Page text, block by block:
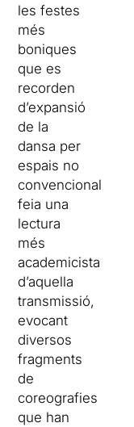
les festes
més
boniques
que es
recorden
d’expansió
de la
dansa per
espais no
convencionals,
feia una
lectura
més
academicista
d’aquella
transmissió,
evocant
diversos
fragments
de
coreografies
que han